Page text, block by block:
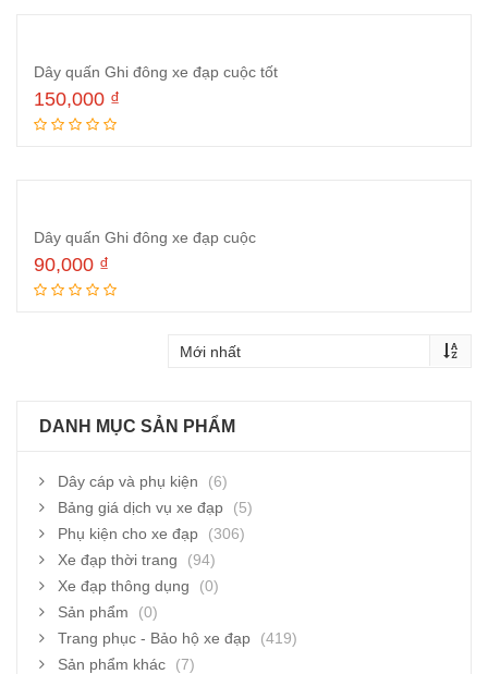
Dây quấn Ghi đông xe đạp cuộc tốt
150,000 ₫
Dây quấn Ghi đông xe đạp cuộc
90,000 ₫
DANH MỤC SẢN PHẨM
Dây cáp và phụ kiện
(6)
Bảng giá dịch vụ xe đạp
(5)
Phụ kiện cho xe đạp
(306)
Xe đạp thời trang
(94)
Xe đạp thông dụng
(0)
Sản phẩm
(0)
Trang phục - Bảo hộ xe đạp
(419)
Sản phẩm khác
(7)